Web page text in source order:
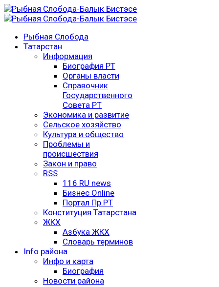
Рыбная Слобода
Татарстан
Информация
Биография РТ
Органы власти
Справочник
Государственного
Совета РТ
Экономика и развитие
Сельское хозяйство
Культура и общество
Проблемы и
происшествия
Закон и право
RSS
116 RU news
Бизнес Online
Портал Пр.РТ
Конституция Татарстана
ЖКХ
Азбука ЖКХ
Словарь терминов
Info района
Инфо и карта
Биография
Новости района